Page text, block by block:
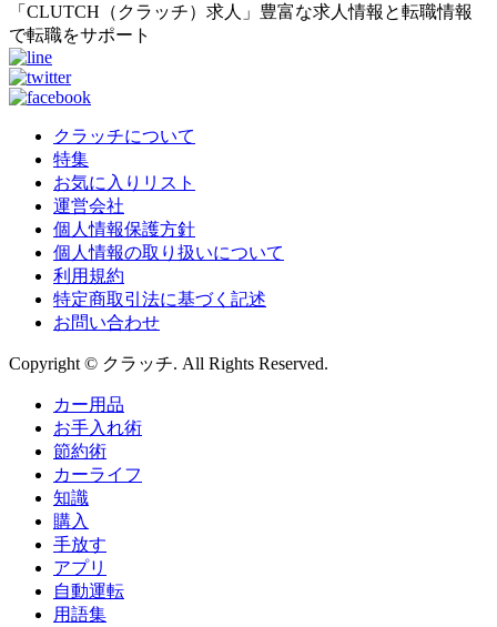
「CLUTCH（クラッチ）求人」豊富な求人情報と転職情報
で転職をサポート
クラッチについて
特集
お気に入りリスト
運営会社
個人情報保護方針
個人情報の取り扱いについて
利用規約
特定商取引法に基づく記述
お問い合わせ
Copyright © クラッチ. All Rights Reserved.
カー用品
お手入れ術
節約術
カーライフ
知識
購入
手放す
アプリ
自動運転
用語集